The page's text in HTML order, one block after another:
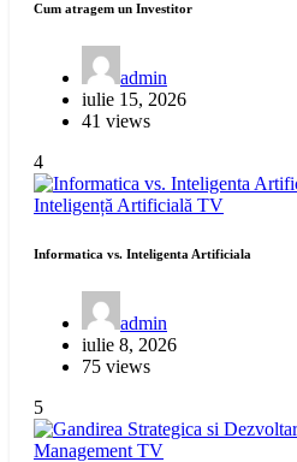
Cum atragem un Investitor
admin
iulie 15, 2026
41 views
4
Inteligență Artificială TV
Informatica vs. Inteligenta Artificiala
admin
iulie 8, 2026
75 views
5
Management TV